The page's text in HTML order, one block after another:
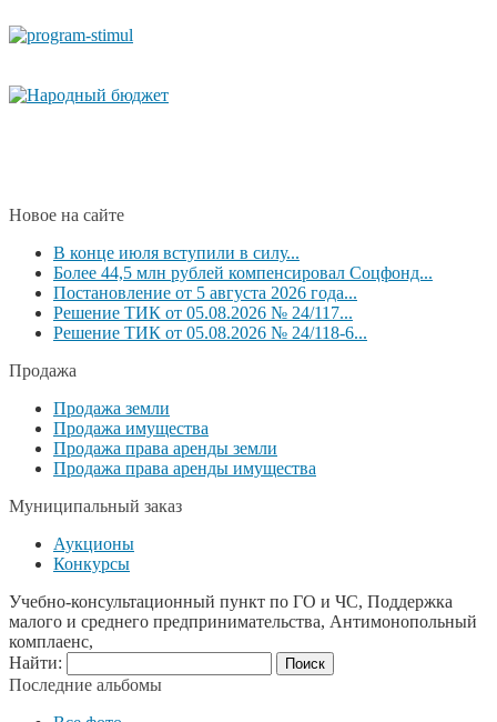
Новое на сайте
В конце июля вступили в силу...
Более 44,5 млн рублей компенсировал Соцфонд...
Постановление от 5 августа 2026 года...
Решение ТИК от 05.08.2026 № 24/117...
Решение ТИК от 05.08.2026 № 24/118-6...
Продажа
Продажа земли
Продажа имущества
Продажа права аренды земли
Продажа права аренды имущества
Муниципальный заказ
Аукционы
Конкурсы
Учебно-консультационный пункт по ГО и ЧС, Поддержка
малого и среднего предпринимательства, Антимонопольный
комплаенс,
Найти:
Последние альбомы